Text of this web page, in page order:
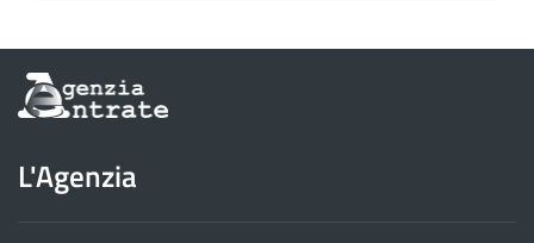
Informazioni
sul
dell'Agenzia
delle
Entrate
L'Agenzia